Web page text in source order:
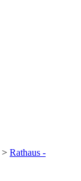
> Rathaus -